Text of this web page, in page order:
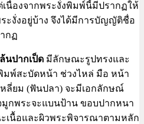
นื่องจากพระงั่งพิมพ์นี้มีปรากฏให้
ะงั่งอยู่บ้าง จึงได้มีการบัญญัติชื่อ
กฏ
นปากเป็ด มีลักษณะรูปทรงและ
มพ์สะบัดหน้า ช่วงไหล่ มือ หน้า
ลี่ยม (ฟันปลา) จะมีเอกลักษณ์
มูกพระจะแบนป้าน ขอบปากหนา
เนื้อและผิวพระพิจารณาตามหลัก